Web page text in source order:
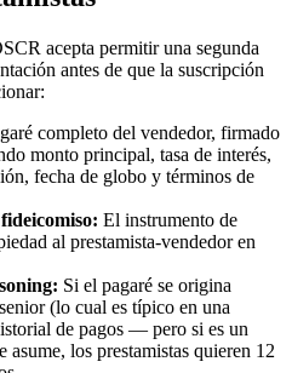
acepta permitir una segunda
antes de que la suscripción
completo del vendedor, firmado
monto principal, tasa de interés,
fecha de globo y términos de
El instrumento de
al prestamista-vendedor en
Si el pagaré se origina
(lo cual es típico en una
de pagos — pero si es un
asume, los prestamistas quieren 12